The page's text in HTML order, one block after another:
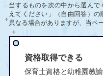
当するものを次の中から選ん
えてください」（自由回答）
異なる場合がありますが、当ペ
資格取得できる
保育士資格と幼稚園教